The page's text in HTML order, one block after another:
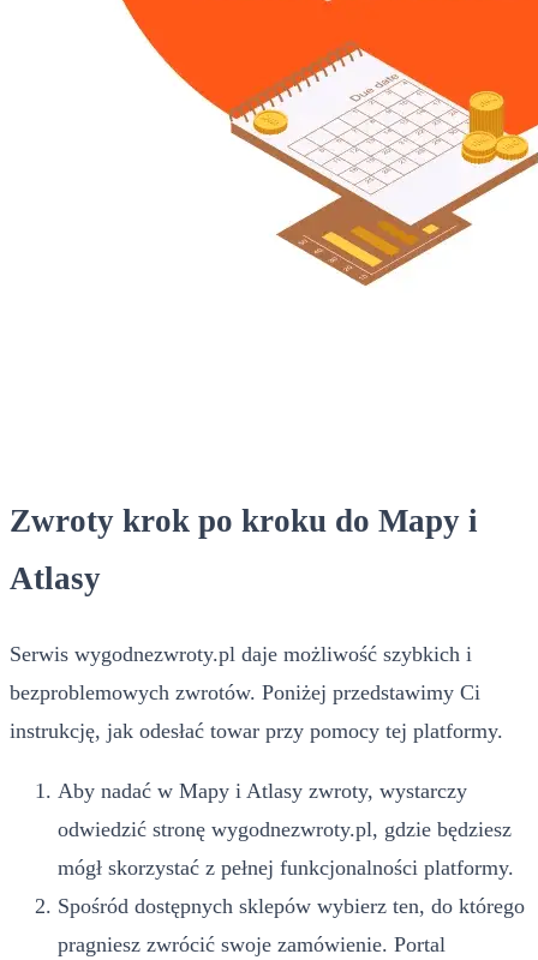
Zwroty krok po kroku do Mapy i
Atlasy
Serwis wygodnezwroty.pl daje możliwość szybkich i
bezproblemowych zwrotów. Poniżej przedstawimy Ci
instrukcję, jak odesłać towar przy pomocy tej platformy.
Aby nadać w Mapy i Atlasy zwroty, wystarczy
odwiedzić stronę wygodnezwroty.pl, gdzie będziesz
mógł skorzystać z pełnej funkcjonalności platformy.
Spośród dostępnych sklepów wybierz ten, do którego
pragniesz zwrócić swoje zamówienie. Portal